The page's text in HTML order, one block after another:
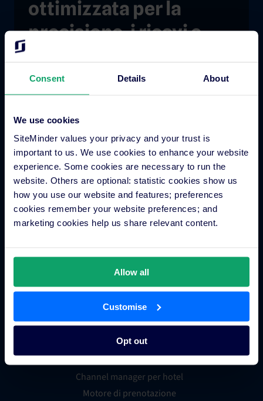
Consent Details About
We use cookies
SiteMinder values your privacy and your trust is
important to us. We use cookies to enhance your website
experience. Some cookies are necessary to run the
website. Others are optional: statistic cookies show us
how you use our website and features; preferences
cookies remember your website preferences; and
marketing cookies help us share relevant content.
Allow all
Customise
Opt out
ottimizzata per la
precisione, i ricavi e
Guarda una demo
Commercio alberghiero
Channel manager per hotel
Motore di prenotazione